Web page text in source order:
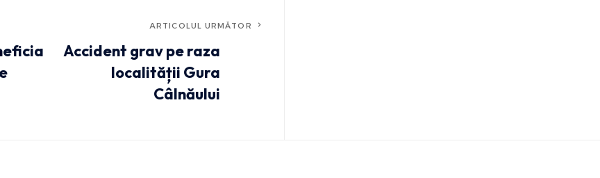
ARTICOLUL URMĂTOR
Accident grav pe raza
localității Gura
Câlnăului